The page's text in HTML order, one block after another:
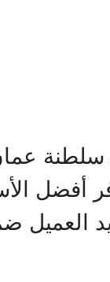
أفضل
العميل